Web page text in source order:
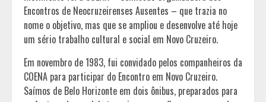
Encontros de Neocruzeirenses Ausentes – que trazia no
nome o objetivo, mas que se ampliou e desenvolve até hoje
um sério trabalho cultural e social em Novo Cruzeiro.
Em novembro de 1983, fui convidado pelos companheiros da
COENA para participar do Encontro em Novo Cruzeiro.
Saímos de Belo Horizonte em dois ônibus, preparados para